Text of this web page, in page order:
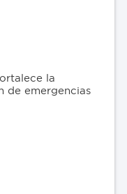
la
de emergencias